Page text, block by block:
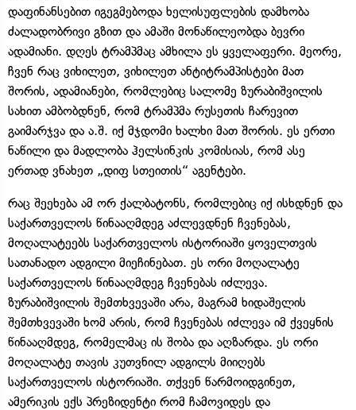
დაფინანსებით იგეგმებოდა ხელისუფლების დამხობა
ძალადობრივი გზით და ამაში მონაწილეობდა ბევრი
ადამიანი. დღეს ტრამპმაც ამხილა ეს ყველაფერი. მეორე,
ჩვენ რაც ვიხილეთ, ვიხილეთ ანტიტრამპისტები მათ
შორის, ადამიანები, რომლებიც სალომე ზურაბიშვილის
სახით ამბობდნენ, რომ ტრამპმა რუსეთის ჩარევით
გაიმარჯვა და ა.შ. იქ მჯდომი ხალხი მათ შორის. ეს ერთი
ნაწილი და მადლობა ჰელსინკის კომისიას, რომ ასე
ერთად ვნახეთ „დიფ სთეითის“ აგენტები.
რაც შეეხება ამ ორ ქალბატონს, რომლებიც იქ ისხდნენ და
საქართველოს წინააღმდეგ აძლევდნენ ჩვენებას,
მოღალატეებს საქართველოს ისტორიაში ყოველთვის
სათანადო ადგილი მიეჩინებათ. ეს ორი მოღალატე
საქართველოს წინააღმდეგ ჩვენებას იძლევა.
ზურაბიშვილის შემთხვევაში არა, მაგრამ ხიდაშელის
შემთხვევაში ხომ არის, რომ ჩვენებას იძლევა იმ ქვეყნის
წინააღმდეგ, რომელმაც ის შობა და აღზარდა. ეს ორი
მოღალატე თავის კუთვნილ ადგილს მიიღებს
საქართველოს ისტორიაში. თქვენ წარმოიდგინეთ,
ამერიკის ექს პრეზიდენტი რომ ჩამოვიდეს და